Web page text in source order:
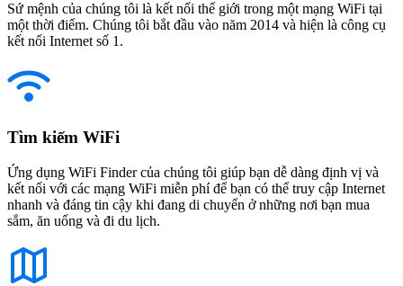
Sứ mệnh của chúng tôi là kết nối thế giới trong một mạng WiFi tại
một thời điểm. Chúng tôi bắt đầu vào năm 2014 và hiện là công cụ
kết nối Internet số 1.
Tìm kiếm WiFi
Ứng dụng WiFi Finder của chúng tôi giúp bạn dễ dàng định vị và
kết nối với các mạng WiFi miễn phí để bạn có thể truy cập Internet
nhanh và đáng tin cậy khi đang di chuyển ở những nơi bạn mua
sắm, ăn uống và đi du lịch.